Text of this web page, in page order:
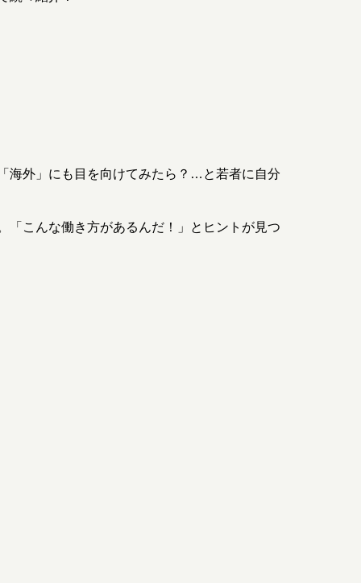
海外」にも目を向けてみたら？…と若者に自分
「こんな働き方があるんだ！」とヒントが見つ